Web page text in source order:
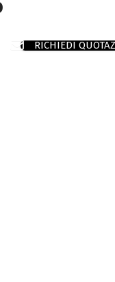
RICHIEDI